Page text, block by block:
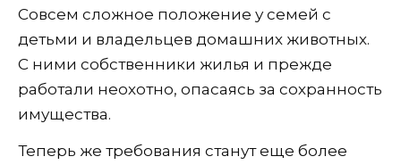
Совсем сложное положение у семей с
детьми и владельцев домашних животных.
С ними собственники жилья и прежде
работали неохотно, опасаясь за сохранность
имущества.
Теперь же требования станут еще более